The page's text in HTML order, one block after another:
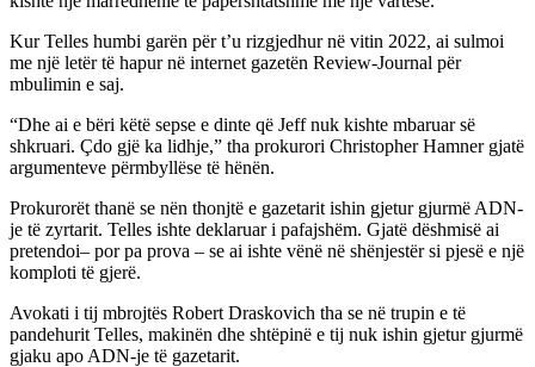
Kur Telles humbi garën për t’u rizgjedhur në vitin 2022, ai sulmoi
me një letër të hapur në internet gazetën Review-Journal për
mbulimin e saj.
“Dhe ai e bëri këtë sepse e dinte që Jeff nuk kishte mbaruar së
shkruari. Çdo gjë ka lidhje,” tha prokurori Christopher Hamner gjatë
argumenteve përmbyllëse të hënën.
Prokurorët thanë se nën thonjtë e gazetarit ishin gjetur gjurmë ADN-
je të zyrtarit. Telles ishte deklaruar i pafajshëm. Gjatë dëshmisë ai
pretendoi– por pa prova – se ai ishte vënë në shënjestër si pjesë e një
komploti të gjerë.
Avokati i tij mbrojtës Robert Draskovich tha se në trupin e të
pandehurit Telles, makinën dhe shtëpinë e tij nuk ishin gjetur gjurmë
gjaku apo ADN-je të gazetarit.